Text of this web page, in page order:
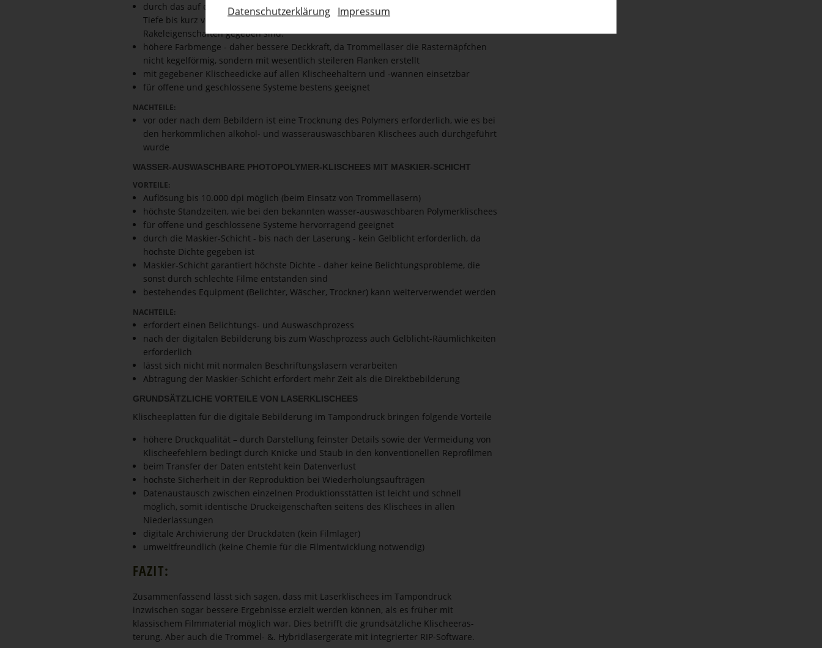
durch das auf einem Stahlträger befindliche Vollpolymer hohe Standzeiten, weil die
Tiefe bis kurz vor der Grundierung genutzt werden kann und gleichmäßige
Rakeleigenschaften gegeben sind.
höhere Farbmenge - daher bessere Deckkraft, da Trommellaser die Rasternäpfchen
nicht kegelförmig, sondern mit wesentlich steileren Flanken erstellt
mit gegebener Klischeedicke auf allen Klischeehaltern und -wannen einsetzbar
für offene und geschlossene Systeme bestens geeignet
NACHTEILE:
vor oder nach dem Bebildern ist eine Trocknung des Polymers erforderlich, wie es bei
den herkömmlichen alkohol- und wasserauswaschbaren Klischees auch durchgeführt
wurde
WASSER-AUSWASCHBARE PHOTO­PO­LYMER-KLISCHEES MIT MASKIER-SCHICHT
VORTEILE:
Auflösung bis 10.000 dpi möglich (beim Einsatz von Trommellasern)
höchste Standzeiten, wie bei den bekannten wasser-auswaschbaren Polymerklischees
für offene und geschlossene Systeme hervorragend geeignet
durch die Maskier-Schicht - bis nach der Laserung - kein Gelblicht erforderlich, da
höchste Dichte gegeben ist
Maskier-Schicht garantiert höchste Dichte - daher keine Belichtungsprobleme, die
sonst durch schlechte Filme entstanden sind
bestehendes Equipment (Belichter, Wäscher, Trockner) kann weiterverwendet werden
NACHTEILE:
erfordert einen Belichtungs- und Auswaschprozess
nach der digitalen Bebilderung bis zum Waschprozess auch Gelblicht-Räumlichkeiten
erforderlich
lässt sich nicht mit normalen Beschriftungslasern verarbeiten
Abtragung der Maskier-Schicht erfordert mehr Zeit als die Direktbebilderung
GRUND­SÄTZ­LICHE VORTEILE VON LASERKLI­SCHEES
Klischee­platten für die digitale Bebilderung im Tampondruck bringen folgende Vorteile
höhere Druckqualität – durch Darstellung feinster Details sowie der Vermeidung von
Klischeefehlern bedingt durch Knicke und Staub in den konventionellen Reprofilmen
beim Transfer der Daten entsteht kein Datenverlust
höchste Sicherheit in der Reproduktion bei Wiederholungsaufträgen
Datenaustausch zwischen einzelnen Produktionsstätten ist leicht und schnell
möglich, somit identische Druckeigenschaften seitens des Klischees in allen
Niederlassungen
digitale Archivierung der Druckdaten (kein Filmlager)
umweltfreundlich (keine Chemie für die Filmentwicklung notwendig)
FAZIT:
Zusam­men­fassend lässt sich sagen, dass mit Laserkli­schees im Tampondruck
inzwischen sogar bessere Ergebnisse erzielt werden können, als es früher mit
klassischem Filmma­terial möglich war. Dies betrifft die grund­sätz­liche Klischeer­as­
terung. Aber auch die Trommel- &. Hybrid­la­ser­geräte mit integrierter RIP-Software.
Daten­schut­z­er­klärung Impressum